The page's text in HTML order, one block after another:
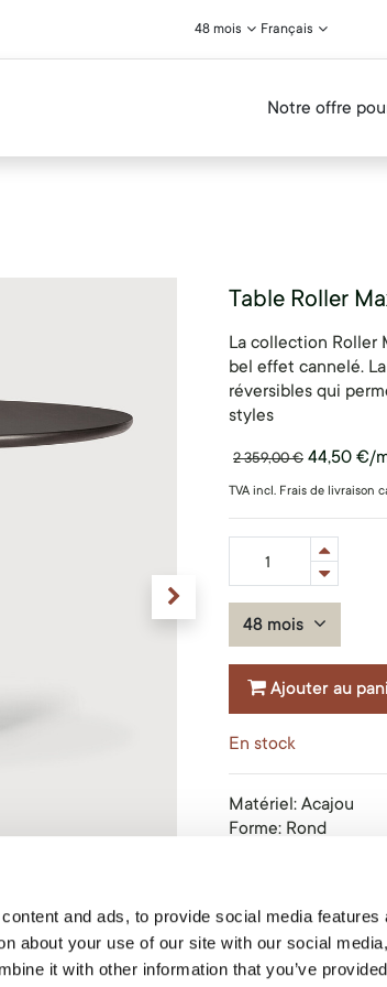
and ads, to provide social media features
about your use of our site with our social
it with other information that you’ve
48 mois Français
Notre offre
Table Roller
La collection Roller
bel effet cannelé.
réversibles qui
styles
2 359,00€ 44,50 €/
TVA incl. Frais de livraison
48 mois
Ajouter au
En stock
Matériel: Acajou
Forme: Rond